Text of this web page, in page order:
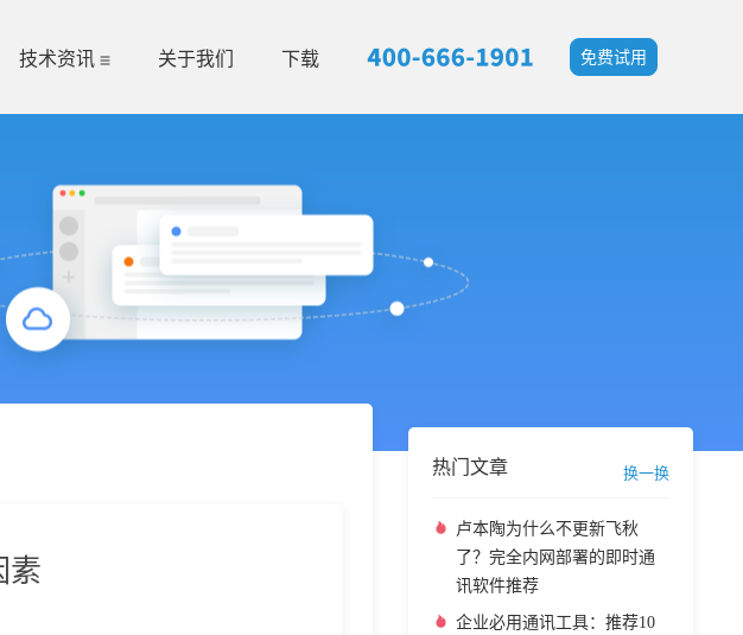
技术资讯 关于我们 下载 免费试用
素
热门文章 换一换
卢本陶为什么不更新飞秋
了？完全内网部署的即时通
讯软件推荐
企业必用通讯工具：推荐10